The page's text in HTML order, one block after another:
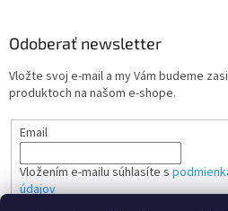
Odoberať newsletter
Vložte svoj e-mail a my Vám budeme
produktoch na našom e-shope.
Email
Vložením e-mailu súhlasíte s
údajov